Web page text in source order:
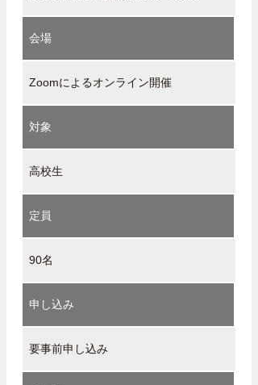
会場
Zoomによるオンライン開催
対象
高校生
定員
90名
申し込み
要事前申し込み